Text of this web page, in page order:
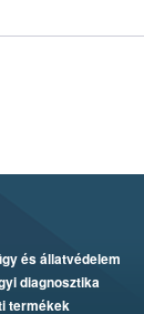
és állatvédelem
diagnosztika
termékek